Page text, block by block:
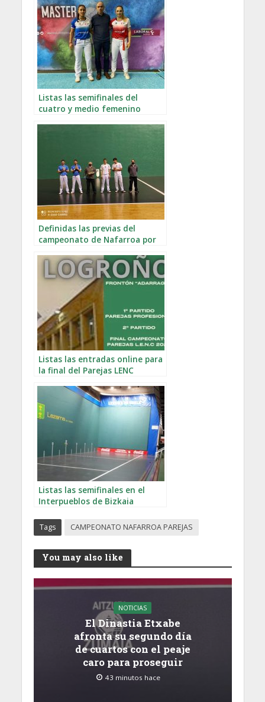
Listas las semifinales del
cuatro y medio femenino
Definidas las previas del
campeonato de Nafarroa por
Listas las entradas online para
la final del Parejas LENC
Listas las semifinales en el
Interpueblos de Bizkaia
Tags CAMPEONATO NAFARROA PAREJAS
You may also like
NOTICIAS
El Dinastia Etxabe
afronta su segundo día
de cuartos con el peaje
caro para proseguir
43 minutos hace